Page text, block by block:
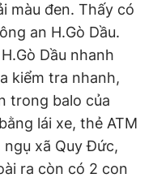
màu đen. Thấy có
an H.Gò Dầu.
Dầu nhanh
kiểm tra nhanh,
trong balo của
lái xe, thẻ ATM
xã Quy Đức,
ra còn có 2 con